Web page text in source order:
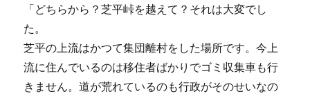
「どちらから？芝平峠を越えて？それは大変でし
た。
芝平の上流はかつて集団離村をした場所です。今上
流に住んでいるのは移住者ばかりでゴミ収集車も行
きません。道が荒れているのも行政がそのせいなの